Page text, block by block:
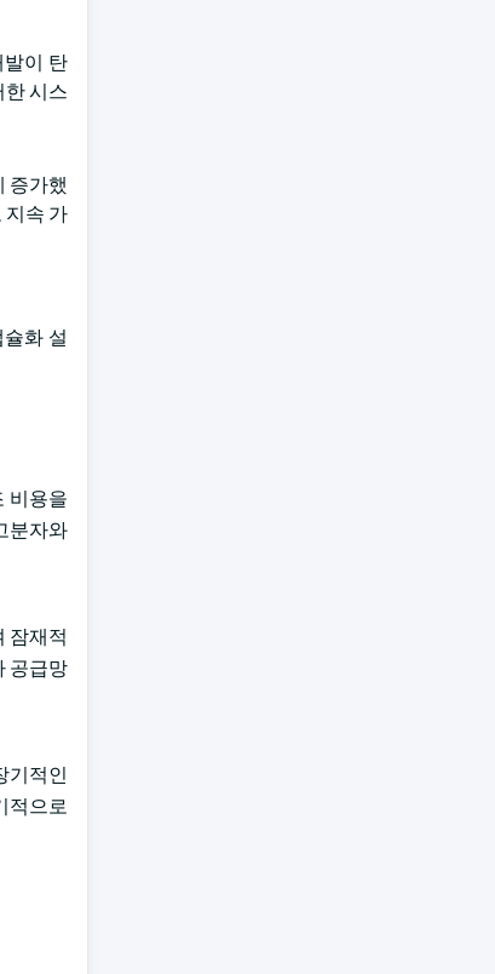
발이 탄
시스
증가했
지속 가
화 설
비용을
분자와
잠재적
공급망
기적인
적으로